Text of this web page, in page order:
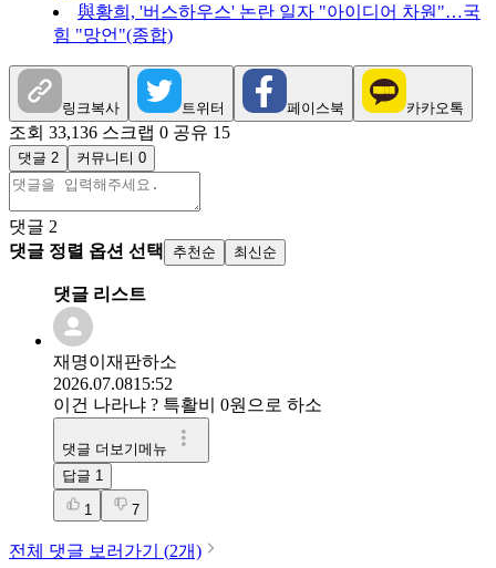
與황희, '버스하우스' 논란 일자 "아이디어 차원"…국
힘 "망언"(종합)
링크복사 트위터 페이스북 카카오톡
조회 33,136 스크랩 0 공유 15
댓글 2 커뮤니티 0
댓글 2
댓글 정렬 옵션 선택
추천순 최신순
댓글 리스트
재명이재판하소
2026.07.0815:52
이건 나라냐 ? 특활비 0원으로 하소
댓글 더보기메뉴
답글 1
1 7
전체 댓글 보러가기 (2개)